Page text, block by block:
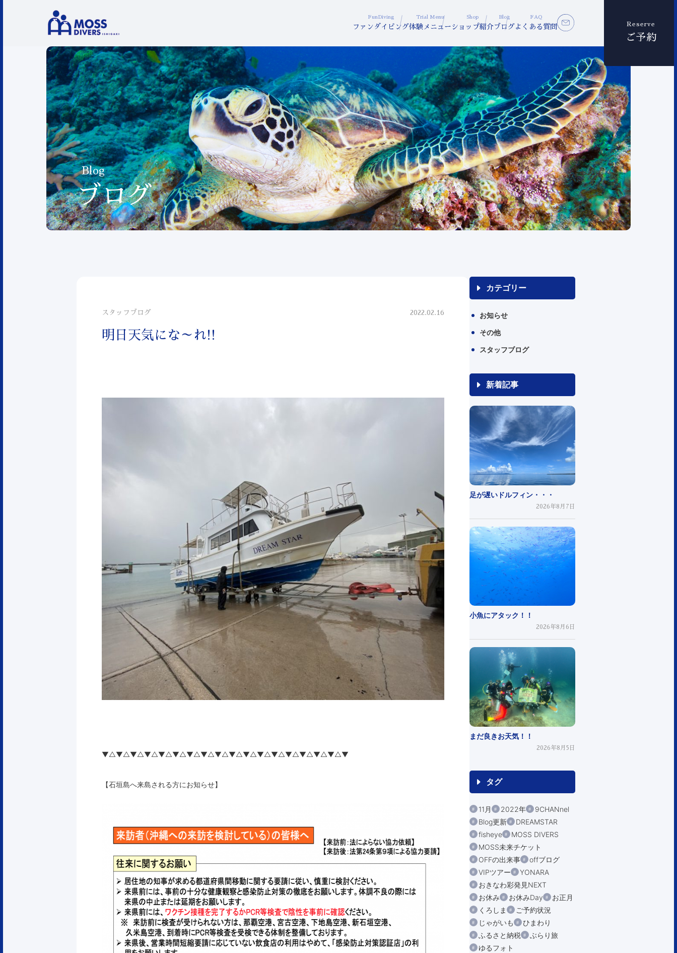
FunDiving
ファンダイビング
Trial Menu
体験メニュー
Shop
ショップ紹介
Blog
ブログ
FAQ
よくある質問 Reserve
ご予約
Blog
ブログ
スタッフブログ 2022.02.16
明日天気にな～れ!!
▼△▼△▼△▼△▼△▼△▼△▼△▼△▼△▼△▼△▼△▼△▼△▼△▼△▼
【石垣島へ来島される方にお知らせ】
カテゴリー
お知らせ
その他
スタッフブログ
新着記事
足が遅いドルフィン・・・
2026年8月7日
小魚にアタック！！
2026年8月6日
まだ良きお天気！！
2026年8月5日
タグ
11月 2022年
9CHANnel
Blog更新
DREAMSTAR
fisheye
MOSS DIVERS
MOSS未来チケット
OFFの出来事
offブログ
VIPツアー
YONARA
おきなわ彩発見NEXT
お休み
お休みDay
お正月
くろしま
ご予約状況
じゃがいも
ひまわり
ふるさと納税
ぶらり旅
ゆるフォト